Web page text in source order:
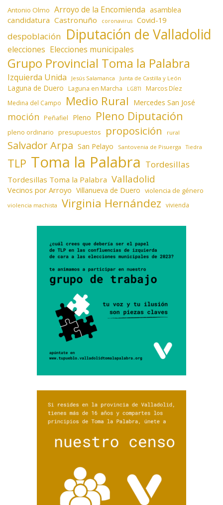
Antonio Olmo Arroyo de la Encomienda asamblea
candidatura Castronuño coronavirus Covid-19
despoblación Diputación de Valladolid
elecciones Elecciones municipales
Grupo Provincial Toma la Palabra
Izquierda Unida Jesús Salamanca Junta de Castilla y León
Laguna de Duero Laguna en Marcha LGBTI Marcos Díez
Medina del Campo Medio Rural Mercedes San José
moción Peñafiel Pleno Pleno Diputación
pleno ordinario presupuestos proposición rural
Salvador Arpa San Pelayo Santovenia de Pisuerga Tiedra
TLP Toma la Palabra Tordesillas
Tordesillas Toma la Palabra Valladolid
Vecinos por Arroyo Villanueva de Duero violencia de género
violencia machista Virginia Hernández vivienda